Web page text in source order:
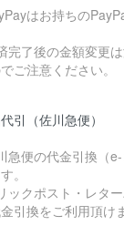
はお持ちの
完了後の金額変更
ご注意ください。
引（佐川急便）
急便の代金引換（
。
ックポスト・レタ
引換をご利用頂け